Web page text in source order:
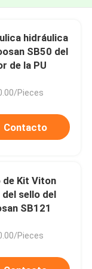
hidráulica
SB50 del
de la PU
Pieces
Contacto
de Kit Viton
sello del
SB121
Pieces